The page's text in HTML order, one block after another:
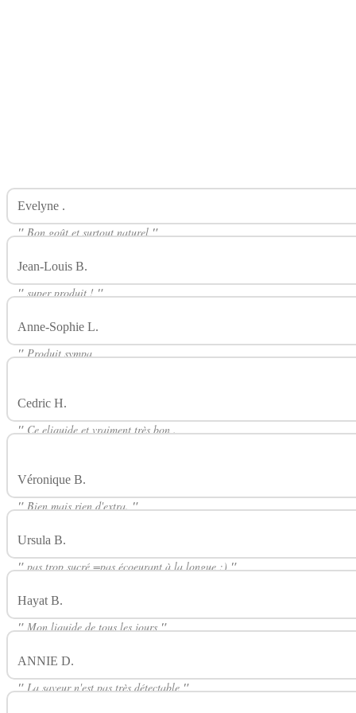
Evelyne .
"Bon goût et surtout naturel"
Jean-Louis B.
"super produit !"
Anne-Sophie L.
"Produit sympa
Cedric H.
"Ce eliquide et vraiment très bon .
Véronique B.
"Bien mais rien d'extra."
Ursula B.
"pas trop sucré =pas écoeurant à la longue ;)"
Hayat B.
"Mon liquide de tous les jours"
ANNIE D.
"La saveur n'est pas très détectable"